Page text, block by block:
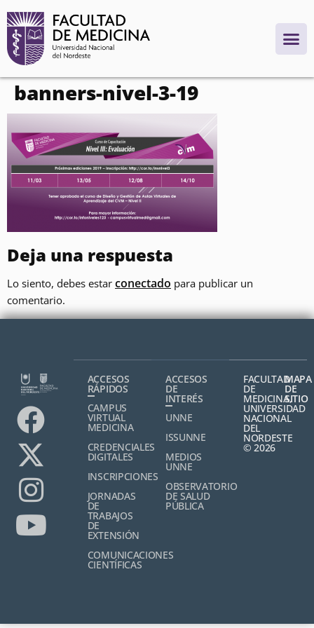
contenido
banners-nivel-3-19
Deja una respuesta
Lo siento, debes estar conectado para publicar un
comentario.
ACCESOS
RÁPIDOS
CAMPUS
VIRTUAL
MEDICINA
CREDENCIALES
DIGITALES
INSCRIPCIONES
JORNADAS
DE
TRABAJOS
DE
EXTENSIÓN
COMUNICACIONES
CIENTÍFICAS
ACCESOS
DE
INTERÉS
UNNE
ISSUNNE
MEDIOS
UNNE
OBSERVATORIO
DE SALUD
PÚBLICA
FACULTAD
DE
MEDICINA,
UNIVERSIDAD
NACIONAL
DEL
NORDESTE
© 2026
MAPA
DE
SITIO